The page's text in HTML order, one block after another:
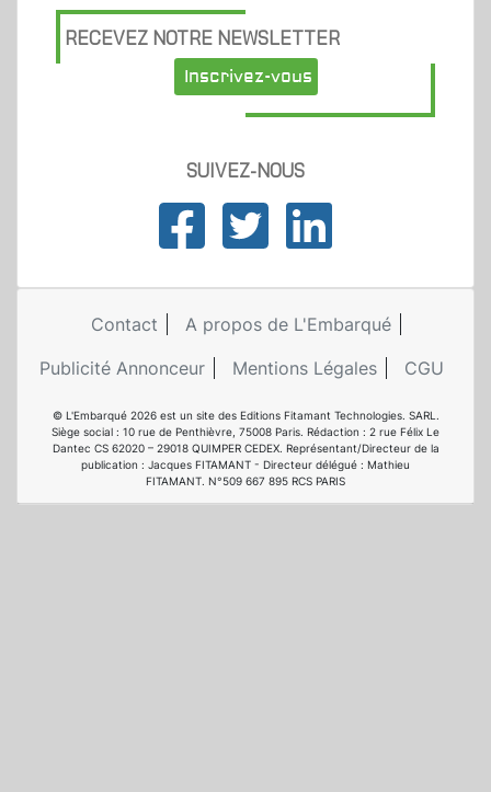
RECEVEZ NOTRE NEWSLETTER
Inscrivez-vous
SUIVEZ-NOUS
Contact
A propos de L'Embarqué
Publicité Annonceur
Mentions Légales CGU
© L'Embarqué 2026 est un site des Editions Fitamant Technologies. SARL.
Siège social : 10 rue de Penthièvre, 75008 Paris. Rédaction : 2 rue Félix Le
Dantec CS 62020 – 29018 QUIMPER CEDEX. Représentant/Directeur de la
publication : Jacques FITAMANT - Directeur délégué : Mathieu
FITAMANT. N°509 667 895 RCS PARIS